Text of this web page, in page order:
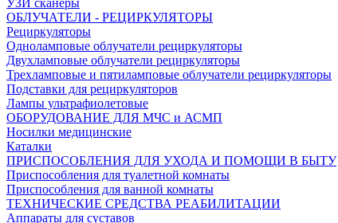
УЗИ сканеры
ОБЛУЧАТЕЛИ - РЕЦИРКУЛЯТОРЫ
Рециркуляторы
Одноламповые облучатели рециркуляторы
Двухламповые облучатели рециркуляторы
Трехламповые и пятиламповые облучатели рециркуляторы
Подставки для рециркуляторов
Лампы ультрафиолетовые
ОБОРУДОВАНИЕ ДЛЯ МЧС и АСМП
Носилки медицинские
Каталки
ПРИСПОСОБЛЕНИЯ ДЛЯ УХОДА И ПОМОЩИ В БЫТУ
Приспособления для туалетной комнаты
Приспособления для ванной комнаты
ТЕХНИЧЕСКИЕ СРЕДСТВА РЕАБИЛИТАЦИИ
Аппараты для суставов